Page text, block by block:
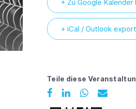
+ Zu Google Kalender
+ iCal / Outlook
Teile diese